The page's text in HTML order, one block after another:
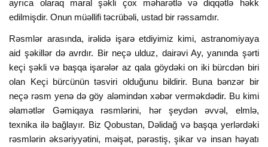
ayrıca olaraq maral şəkli çox məharətlə və diqqətlə həkk
edilmişdir. Onun müəllifi təcrübəli, ustad bir rəssamdır.
Rəsmlər arasında, irəlidə işarə etdiyimiz kimi, astranomiyaya
aid şəkillər də avrdır. Bir neçə ulduz, dairəvi Ay, yanında şərti
keçi şəkli və başqa işarələr az qala göydəki on iki bürcdən biri
olan Keçi bürcünün təsviri olduğunu bildirir. Buna bənzər bir
neçə rəsm yenə də göy aləmindən xəbər verməkdədir. Bu kimi
əlamətlər Gəmiqaya rəsmlərini, hər şeydən əvvəl, elmlə,
texnika ilə bağlayır. Biz Qobustan, Dəlidağ və başqa yerlərdəki
rəsmlərin əksəriyyətini, məişət, pərəstiş, şikar və insan həyatı